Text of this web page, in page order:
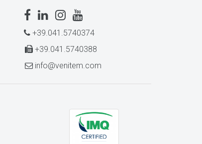
+39.041.5740374
+39.041.5740388
info@venitem.com